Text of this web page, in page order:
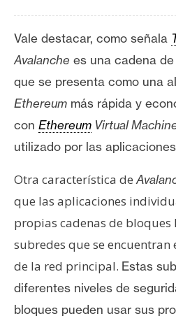
Vale destacar, como señala
Avalanche es una cadena
que se presenta como una
Ethereum más rápida y
con Ethereum Virtual
utilizado por las
Otra característica de
que las aplicaciones
propias cadenas de bloques
subredes que se
de la red principal. Estas
diferentes niveles de
bloques pueden usar sus